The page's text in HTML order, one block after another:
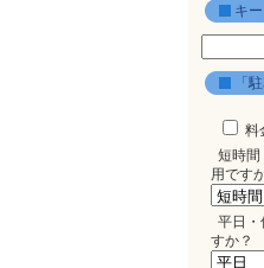
キ
「
料
短時間
用です
平日・
すか？